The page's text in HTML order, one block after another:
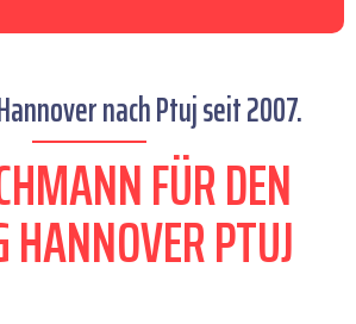
nach Ptuj seit 2007.
FÜR DEN
PTUJ